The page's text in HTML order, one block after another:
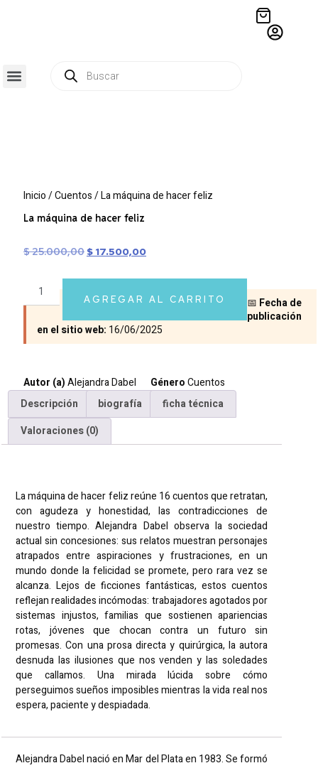
Inicio/Cuentos/ La máquina de hacer feliz
La máquina de hacer feliz
$25.000,00 $ 17.500,00
AGREGAR AL CARRITO 📅 Fecha de
publicación
en el sitio web: 16/06/2025
Autor (a)Alejandra Dabel GéneroCuentos
Descripción
biografía
ficha técnica
Valoraciones (0)
La máquina de hacer feliz reúne 16 cuentos que retratan,
con agudeza y honestidad, las contradicciones de
nuestro tiempo. Alejandra Dabel observa la sociedad
actual sin concesiones: sus relatos muestran personajes
atrapados entre aspiraciones y frustraciones, en un
mundo donde la felicidad se promete, pero rara vez se
alcanza. Lejos de ficciones fantásticas, estos cuentos
reflejan realidades incómodas: trabajadores agotados por
sistemas injustos, familias que sostienen apariencias
rotas, jóvenes que chocan contra un futuro sin
promesas. Con una prosa directa y quirúrgica, la autora
desnuda las ilusiones que nos venden y las soledades
que callamos. Una mirada lúcida sobre cómo
perseguimos sueños imposibles mientras la vida real nos
espera, paciente y despiadada.
Alejandra Dabel nació en Mar del Plata en 1983. Se formó